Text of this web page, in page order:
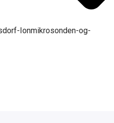
Ionmikrosonden-og-